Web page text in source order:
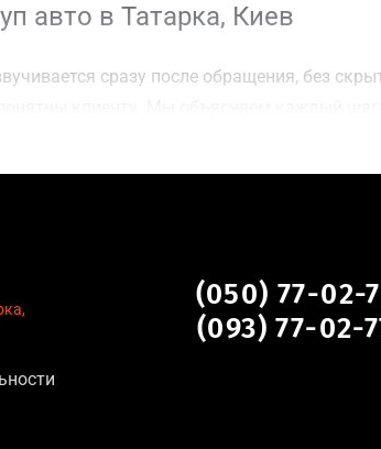
авто в Татарка, Киев
сразу после обращения, без
даже за авто после аварии или с
экономически нецелесообразно;
(050) 77-02-
(093) 77-02-